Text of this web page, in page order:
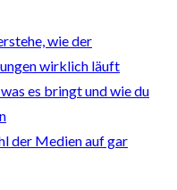
wie der
wirklich läuft
es bringt und wie du
der Medien auf gar